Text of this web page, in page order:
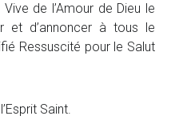
Vive de l’Amour de Dieu le
et d’annoncer à tous le
Ressuscité pour le Salut
Saint.